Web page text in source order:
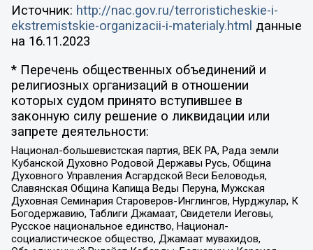
Источник: http://nac.gov.ru/terroristicheskie-i-
ekstremistskie-organizacii-i-materialy.html данные
на 16.11.2023
* Перечень общественных объединений и
религиозных организаций в отношении
которых судом принято вступившее в
законную силу решение о ликвидации или
запрете деятельности:
Национал-большевистская партия, ВЕК РА, Рада земли
Кубанской Духовно Родовой Державы Русь, Община
Духовного Управления Асгардской Веси Беловодья,
Славянская Община Капища Веды Перуна, Мужская
Духовная Семинария Староверов-Инглингов, Нурджулар, К
Богодержавию, Таблиги Джамаат, Свидетели Иеговы,
Русское национальное единство, Национал-
социалистическое общество, Джамаат мувахидов,